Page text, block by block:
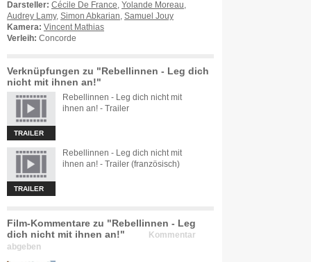
Darsteller: Cécile De France Yolande Moreau
Audrey Lamy, Simon Abkarian Samuel Jouy
Kamera: Vincent Mathias
Verleih: Concorde
Verknüpfungen zu "Rebellinnen - Leg dich
nicht mit ihnen an!"
TRAILER
Rebellinnen - Leg dich nicht mit
ihnen an! - Trailer
TRAILER
Rebellinnen - Leg dich nicht mit
ihnen an! - Trailer (französisch)
Film-Kommentare zu "Rebellinnen - Leg
dich nicht mit ihnen an!"
Kommentar
abgeben